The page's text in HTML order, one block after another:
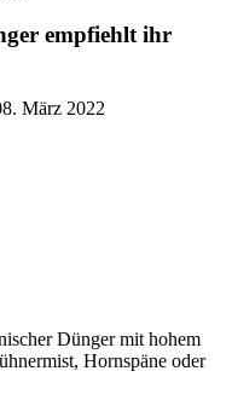
empfiehlt ihr
März 2022
Dünger mit hohem
Hornspäne oder